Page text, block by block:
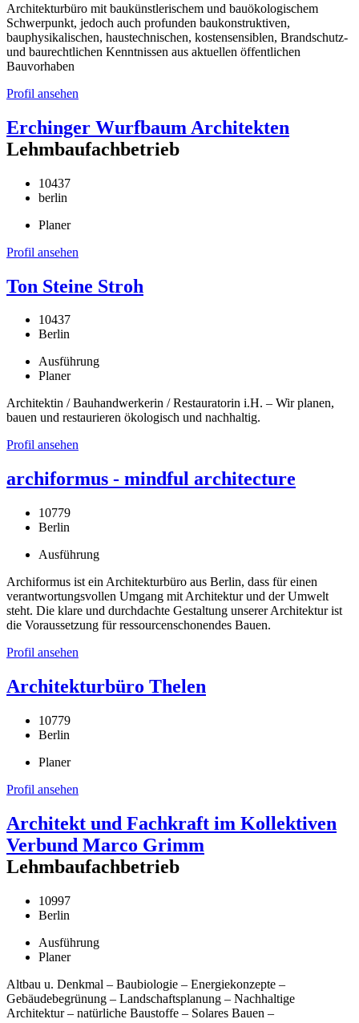
Architekturbüro mit baukünstlerischem und bauökologischem
Schwerpunkt, jedoch auch profunden baukonstruktiven,
bauphysikalischen, haustechnischen, kostensensiblen, Brandschutz-
und baurechtlichen Kenntnissen aus aktuellen öffentlichen
Bauvorhaben
Profil ansehen
Erchinger Wurfbaum Architekten
Lehmbaufachbetrieb
10437
berlin
Planer
Profil ansehen
Ton Steine Stroh
10437
Berlin
Ausführung
Planer
Architektin / Bauhandwerkerin / Restauratorin i.H. – Wir planen,
bauen und restaurieren ökologisch und nachhaltig.
Profil ansehen
archiformus - mindful architecture
10779
Berlin
Ausführung
Archiformus ist ein Architekturbüro aus Berlin, dass für einen
verantwortungsvollen Umgang mit Architektur und der Umwelt
steht. Die klare und durchdachte Gestaltung unserer Architektur ist
die Voraussetzung für ressourcenschonendes Bauen.
Profil ansehen
Architekturbüro Thelen
10779
Berlin
Planer
Profil ansehen
Architekt und Fachkraft im Kollektiven
Verbund Marco Grimm
Lehmbaufachbetrieb
10997
Berlin
Ausführung
Planer
Altbau u. Denkmal – Baubiologie – Energiekonzepte –
Gebäudebegrünung – Landschaftsplanung – Nachhaltige
Architektur – natürliche Baustoffe – Solares Bauen –